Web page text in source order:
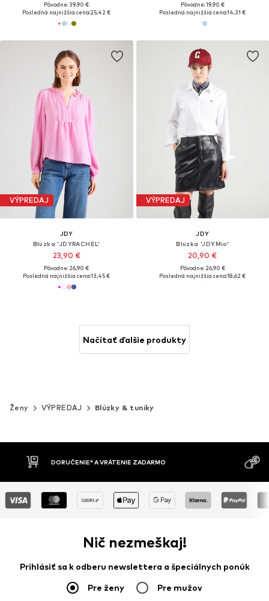
Pôvodne: 39,90 €
Posledná najnižšia cena:25,42 €
Pôvodne: 19,90 €
Posledná najnižšia cena:14,31 €
VÝPREDAJ
JDY
Blúzka 'JDYRACHEL'
23,90 €
Pôvodne: 26,90 €
Posledná najnižšia cena:13,45 €
VÝPREDAJ
JDY
Blúzka 'JDYMio'
20,90 €
Pôvodne: 26,90 €
Posledná najnižšia cena:18,62 €
Načítať ďalšie produkty
Ženy VÝPREDAJ Blúzky & tuniky
DOBIERKA
MOŽNOSŤ
Nič nezmeškaj!
Prihlásiť sa k odberu newslettera a špeciálnych ponúk
Pre ženy Pre mužov